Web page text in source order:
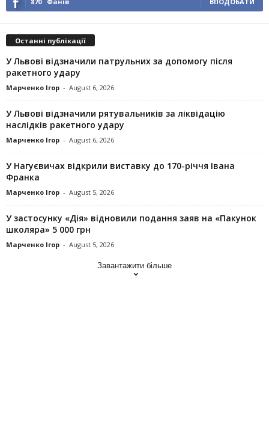
Останні публікації
У Львові відзначили патрульних за допомогу після
ракетного удару
Марченко Ігор - August 6, 2026
У Львові відзначили рятувальників за ліквідацію
наслідків ракетного удару
Марченко Ігор - August 6, 2026
У Нагуєвичах відкрили виставку до 170-річчя Івана
Франка
Марченко Ігор - August 5, 2026
У застосунку «Дія» відновили подання заяв на «Пакунок
школяра» 5 000 грн
Марченко Ігор - August 5, 2026
Завантажити більше